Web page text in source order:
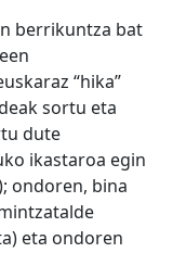
berrikuntza bat
“hika”
sortu eta
dute
ikastaroa egin
ondoren, bina
eta ondoren